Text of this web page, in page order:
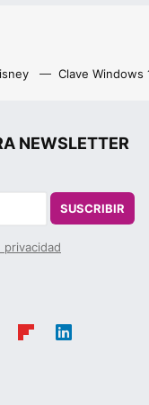
Clave Windows
NEWSLETTER
SUSCRIBIR
privacidad